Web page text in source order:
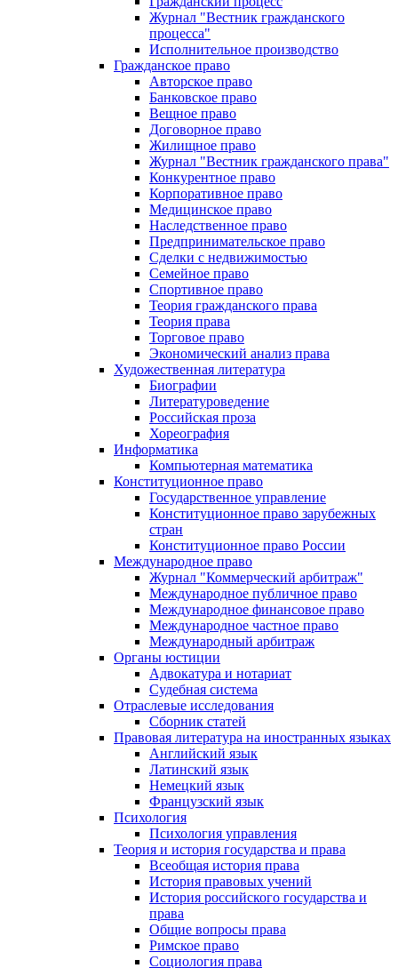
Журнал "Вестник гражданского
процесса"
Исполнительное производство
Гражданское право
Авторское право
Банковское право
Вещное право
Договорное право
Жилищное право
Журнал "Вестник гражданского права"
Конкурентное право
Корпоративное право
Медицинское право
Наследственное право
Предпринимательское право
Сделки с недвижимостью
Семейное право
Спортивное право
Теория гражданского права
Теория права
Торговое право
Экономический анализ права
Художественная литература
Биографии
Литературоведение
Российская проза
Хореография
Информатика
Компьютерная математика
Конституционное право
Государственное управление
Конституционное право зарубежных
стран
Конституционное право России
Международное право
Журнал "Коммерческий арбитраж"
Международное публичное право
Международное финансовое право
Международное частное право
Международный арбитраж
Органы юстиции
Адвокатура и нотариат
Судебная система
Отраслевые исследования
Сборник статей
Правовая литература на иностранных языках
Английский язык
Латинский язык
Немецкий язык
Французский язык
Психология
Психология управления
Теория и история государства и права
Всеобщая история права
История правовых учений
История российского государства и
права
Общие вопросы права
Римское право
Социология права